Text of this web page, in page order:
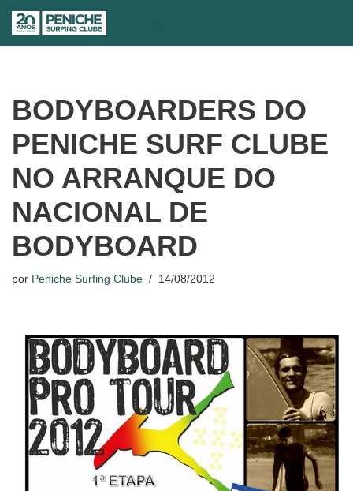
conteúdo
BODYBOARDERS DO
PENICHE SURF CLUBE
NO ARRANQUE DO
NACIONAL DE
BODYBOARD
por Peniche Surfing Clube 14/08/2012